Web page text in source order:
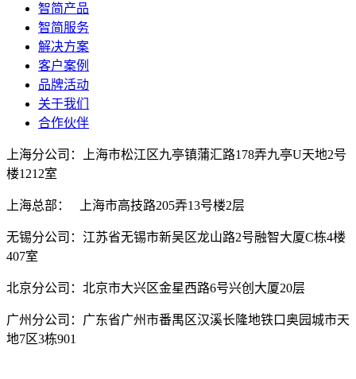
智简产品
智简服务
解决方案
客户案例
品牌活动
关于我们
合作伙伴
上海分公司：上海市松江区九亭镇蒲汇路178弄九亭U天地2号
楼1212室
上海总部： 上海市高技路205弄13号楼2层
无锡分公司：江苏省无锡市新吴区龙山路2号融智大厦C栋4楼
407室
北京分公司：北京市大兴区金星西路6号兴创大厦20层
广州分公司：广东省广州市番禺区汉溪长隆地铁口奥园城市天
地7区3栋901